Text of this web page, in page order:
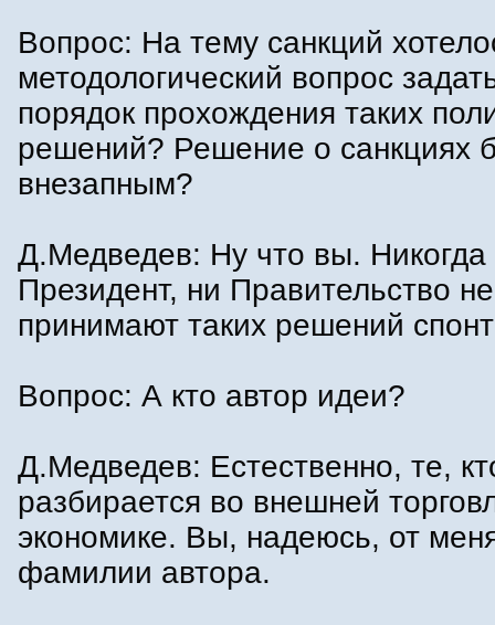
Вопрос: На тему санкций
методологический вопрос
порядок прохождения таких
решений? Решение о санкциях
внезапным?
Д.Медведев: Ну что вы. Никогда
Президент, ни Правительство не
принимают таких решений
Вопрос: А кто автор идеи?
Д.Медведев: Естественно, те,
разбирается во внешней
экономике. Вы, надеюсь, от
фамилии автора.